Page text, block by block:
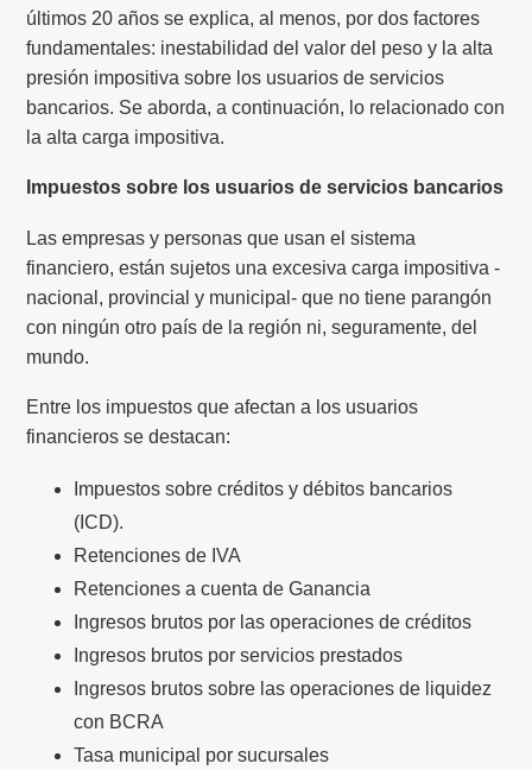
últimos 20 años se explica, al menos, por dos factores
fundamentales: inestabilidad del valor del peso y la alta
presión impositiva sobre los usuarios de servicios
bancarios. Se aborda, a continuación, lo relacionado con
la alta carga impositiva.
Impuestos sobre los usuarios de servicios bancarios
Las empresas y personas que usan el sistema
financiero, están sujetos una excesiva carga impositiva -
nacional, provincial y municipal- que no tiene parangón
con ningún otro país de la región ni, seguramente, del
mundo.
Entre los impuestos que afectan a los usuarios
financieros se destacan:
Impuestos sobre créditos y débitos bancarios
(ICD).
Retenciones de IVA
Retenciones a cuenta de Ganancia
Ingresos brutos por las operaciones de créditos
Ingresos brutos por servicios prestados
Ingresos brutos sobre las operaciones de liquidez
con BCRA
Tasa municipal por sucursales